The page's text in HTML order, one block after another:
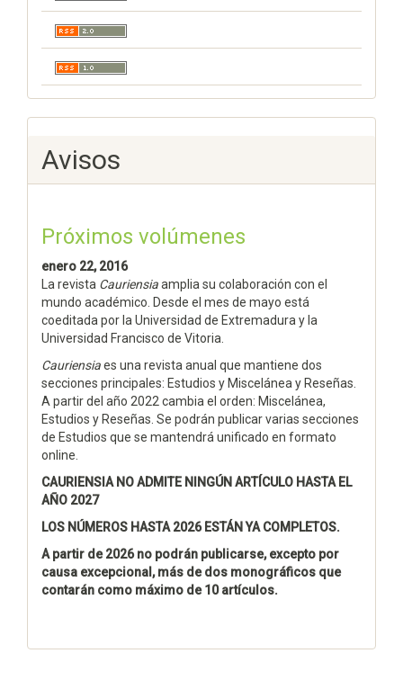
Avisos
Próximos volúmenes
enero 22, 2016
La revista Cauriensiaamplia su colaboración con el
mundo académico. Desde el mes de mayo está
coeditada por la Universidad de Extremadura y la
Universidad Francisco de Vitoria.
Cauriensiaes una revista anual que mantiene dos
secciones principales: Estudios y Miscelánea y Reseñas.
A partir del año 2022 cambia el orden: Miscelánea,
Estudios y Reseñas. Se podrán publicar varias secciones
de Estudios que se mantendrá unificado en formato
online.
CAURIENSIA NO ADMITE NINGÚN ARTÍCULO HASTA EL
AÑO 2027
LOS NÚMEROS HASTA 2026 ESTÁN YA COMPLETOS.
A partir de 2026 no podrán publicarse, excepto por
causa excepcional, más de dos monográficos que
contarán como máximo de 10 artículos.